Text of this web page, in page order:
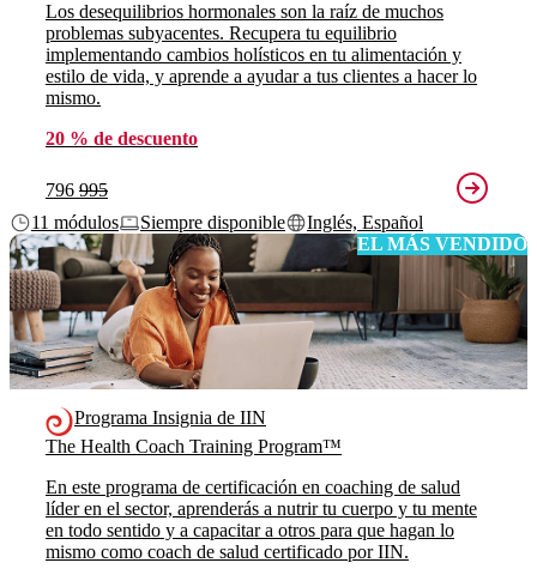
Los desequilibrios hormonales son la raíz de muchos
problemas subyacentes. Recupera tu equilibrio
implementando cambios holísticos en tu alimentación y
estilo de vida, y aprende a ayudar a tus clientes a hacer lo
mismo.
20 % de descuento
796 995
11 módulos
Siempre disponible
Inglés, Español
EL MÁS VENDIDO
Programa Insignia de IIN
The Health Coach Training Program™
En este programa de certificación en coaching de salud
líder en el sector, aprenderás a nutrir tu cuerpo y tu mente
en todo sentido y a capacitar a otros para que hagan lo
mismo como coach de salud certificado por IIN.